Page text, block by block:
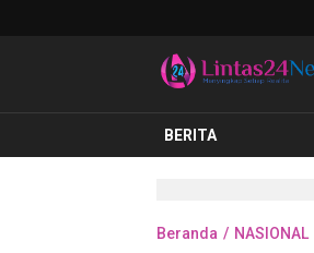
lintas24news.com
Menyingkap Setiap
BERITA
Beranda NASIONAL